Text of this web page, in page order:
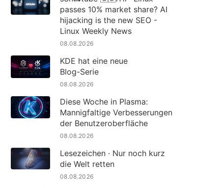
passes 10% market share? AI
hijacking is the new SEO -
Linux Weekly News
08.08.2026
KDE hat eine neue
Blog-Serie
08.08.2026
Diese Woche in Plasma:
Mannigfaltige Verbesserungen
der Benutzeroberfläche
08.08.2026
Lesezeichen · Nur noch kurz
die Welt retten
08.08.2026